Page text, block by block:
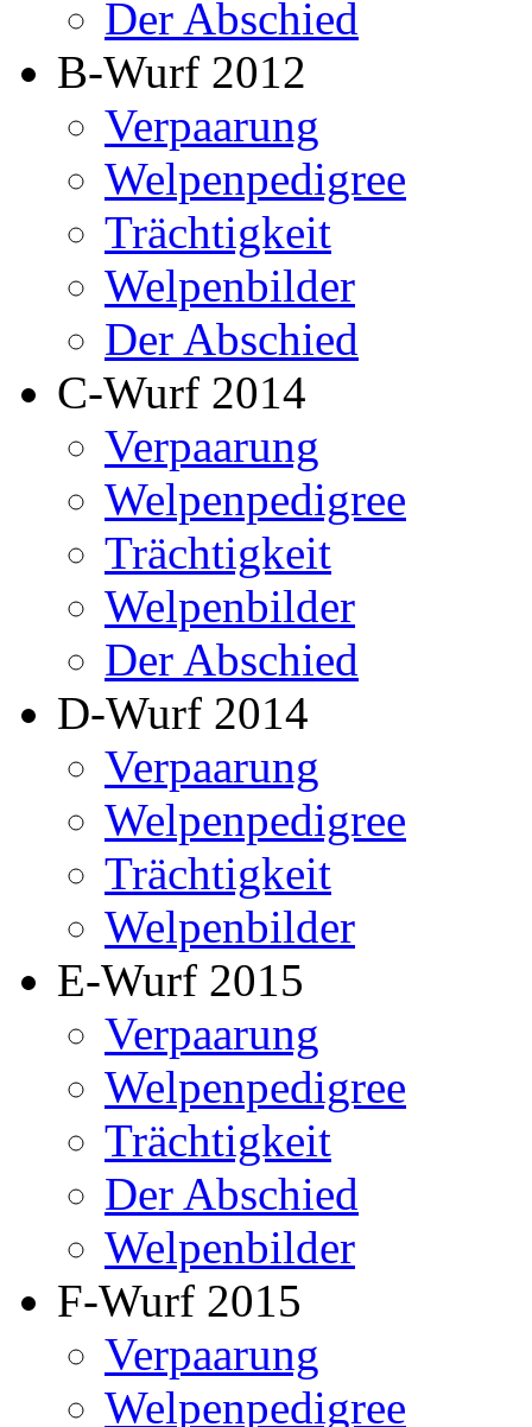
Der Abschied
B-Wurf 2012
Verpaarung
Welpenpedigree
Trächtigkeit
Welpenbilder
Der Abschied
C-Wurf 2014
Verpaarung
Welpenpedigree
Trächtigkeit
Welpenbilder
Der Abschied
D-Wurf 2014
Verpaarung
Welpenpedigree
Trächtigkeit
Welpenbilder
E-Wurf 2015
Verpaarung
Welpenpedigree
Trächtigkeit
Der Abschied
Welpenbilder
F-Wurf 2015
Verpaarung
Welpenpedigree